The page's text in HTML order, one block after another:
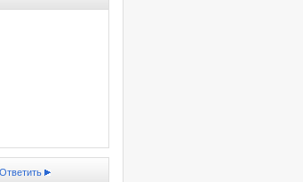
Ответить